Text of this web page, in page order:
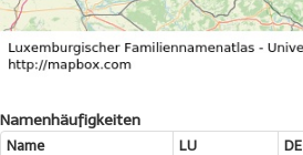
Namenhäufigkeiten
Name LU DE